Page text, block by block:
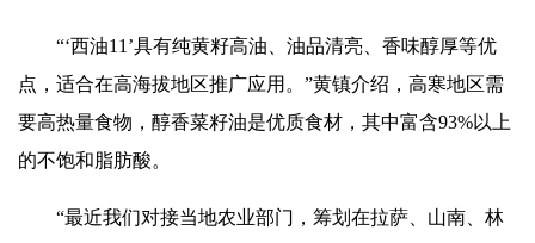
“‘西油11’具有纯黄籽高油、油品清亮、香味醇厚等优
点，适合在高海拔地区推广应用。”黄镇介绍，高寒地区需
要高热量食物，醇香菜籽油是优质食材，其中富含93%以上
的不饱和脂肪酸。
“最近我们对接当地农业部门，筹划在拉萨、山南、林